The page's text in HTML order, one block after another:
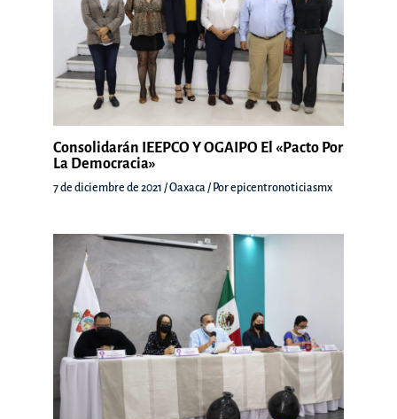
Consolidarán IEEPCO Y OGAIPO El «Pacto Por
La Democracia»
7 de diciembre de 2021 /Oaxaca / Porepicentronoticiasmx